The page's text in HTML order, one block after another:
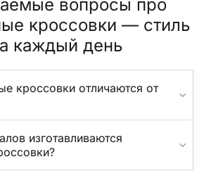
вопросы про
кроссовки — стиль
каждый день
кроссовки отличаются от
изготавливаются